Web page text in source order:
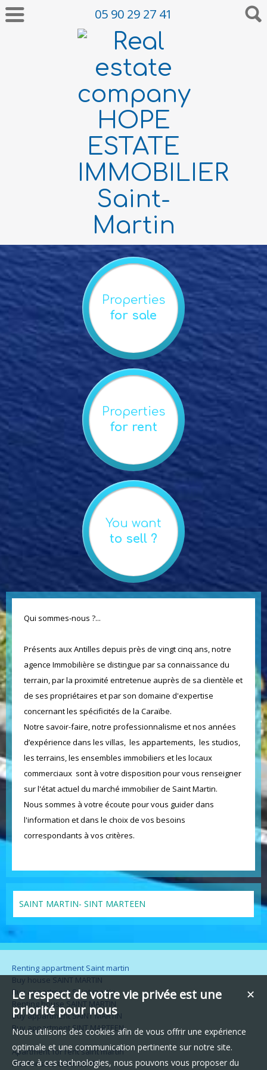
05 90 29 27 41
Properties
for sale
Properties
for rent
You want
to sell ?
Qui sommes-nous ?...
Présents aux Antilles depuis près de vingt cinq ans, notre
agence Immobilière se distingue par sa connaissance du
terrain, par la proximité entretenue auprès de sa clientèle et
de ses propriétaires et par son domaine d'expertise
concernant les spécificités de la Caraïbe.
Notre savoir-faire, notre professionnalisme et nos années
d’expérience dans les villas, les appartements, les studios,
les terrains, les ensembles immobiliers et les locaux
commerciaux sont à votre disposition pour vous renseigner
sur l'état actuel du marché immobilier de Saint Martin.
Nous sommes à votre écoute pour vous guider dans
l'information et dans le choix de vos besoins
correspondants à vos critères.
SAINT MARTIN- SINT MARTEEN
Renting appartment Saint martin
Buy house SAINT MARTIN
Buy appartment Saint martin
Renting house SAINT MARTIN
Buy appartment SAINT MARTIN
Buy appartment SINT MARTEEN
Apartment for rent saint martin
Plot for sale GOURBEYRE
✕
Le respect de votre vie privée est une
priorité pour nous
Nous utilisons des cookies afin de vous offrir une expérience
optimale et une communication pertinente sur notre site.
Grace à ces technologies, nous pouvons vous proposer du